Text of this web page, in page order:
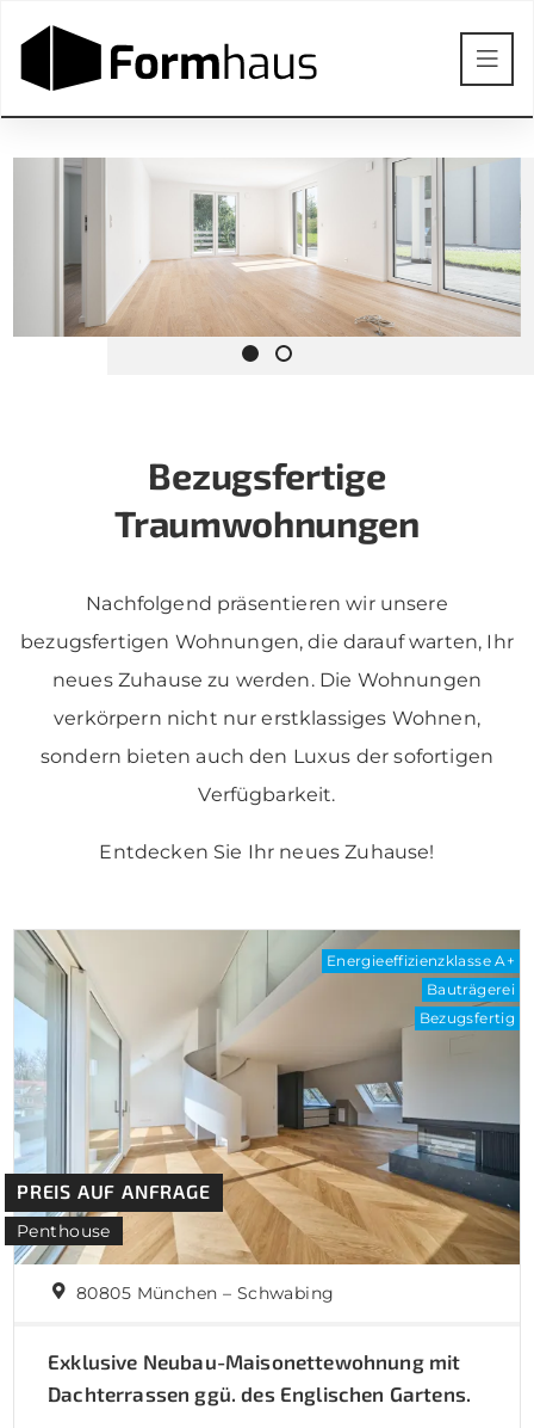
Bezugsfertige
Traumwohnungen
Nachfolgend präsentieren wir unsere
bezugsfertigen Wohnungen, die darauf warten, Ihr
neues Zuhause zu werden. Die Wohnungen
verkörpern nicht nur erstklassiges Wohnen,
sondern bieten auch den Luxus der sofortigen
Verfügbarkeit.
Entdecken Sie Ihr neues Zuhause!
PREIS AUF ANFRAGE
Penthouse
Energieeffizienzklasse A+
Bauträgerei
Bezugsfertig
80805 München – Schwabing
Exklusive Neubau-Maisonettewohnung mit
Dachterrassen ggü. des Englischen Gartens.